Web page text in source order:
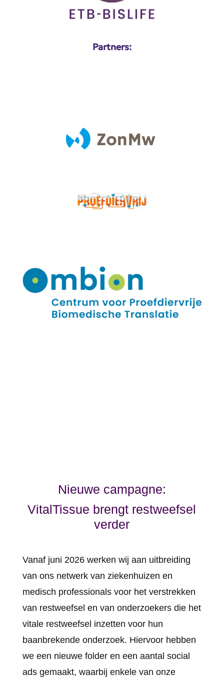
Partners:
Nieuwe campagne:
VitalTissue brengt restweefsel
verder
Vanaf juni 2026 werken wij aan uitbreiding
van ons netwerk van ziekenhuizen en
medisch professionals voor het verstrekken
van restweefsel en van onderzoekers die het
vitale restweefsel inzetten voor hun
baanbrekende onderzoek. Hiervoor hebben
we een nieuwe folder en een aantal social
ads gemaakt, waarbij enkele van onze